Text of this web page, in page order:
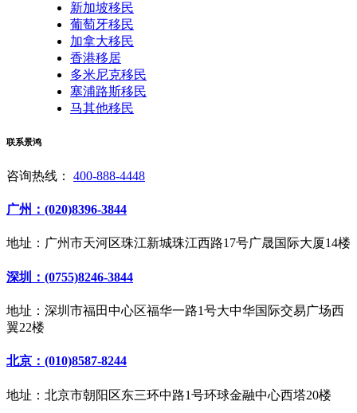
新加坡移民
葡萄牙移民
加拿大移民
香港移居
多米尼克移民
塞浦路斯移民
马其他移民
联系景鸿
咨询热线： 400-888-4448
广州：(020)8396-3844
地址：广州市天河区珠江新城珠江西路17号广晟国际大厦14楼
深圳：(0755)8246-3844
地址：深圳市福田中心区福华一路1号大中华国际交易广场西
翼22楼
北京：(010)8587-8244
地址：北京市朝阳区东三环中路1号环球金融中心西塔20楼